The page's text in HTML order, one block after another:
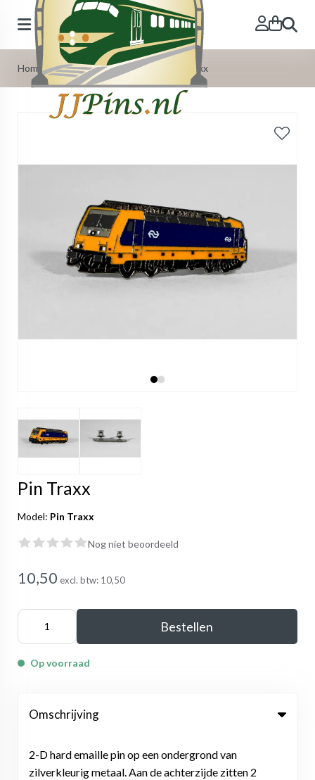
Zoeken
Home>Onze Producten >Pins Pin Traxx
Pin Traxx
Model: Pin Traxx
Nog niet beoordeeld
10,50 excl. btw: 10,50
Bestellen
Op voorraad
Omschrijving
2-D hard emaille pin op een ondergrond van
zilverkleurig metaal. Aan de achterzijde zitten 2